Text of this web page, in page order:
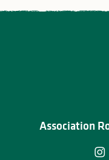
Association